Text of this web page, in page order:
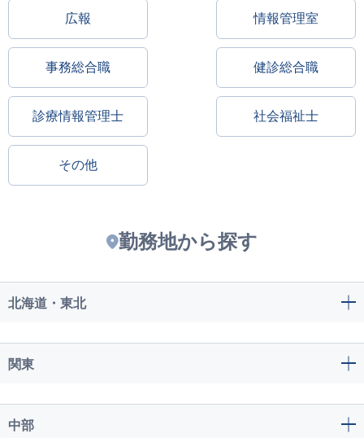
広報 情報管理室
事務総合職 健診総合職
診療情報管理士 社会福祉士
その他
勤務地から探す
北海道・東北
関東
中部